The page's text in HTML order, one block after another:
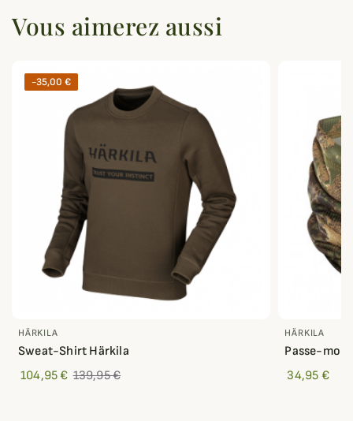
Vous aimerez aussi
-35,00 €
HÄRKILA
Sweat-Shirt Härkila
104,95 € 139,95 €
HÄRKILA
Passe-
34,95 €